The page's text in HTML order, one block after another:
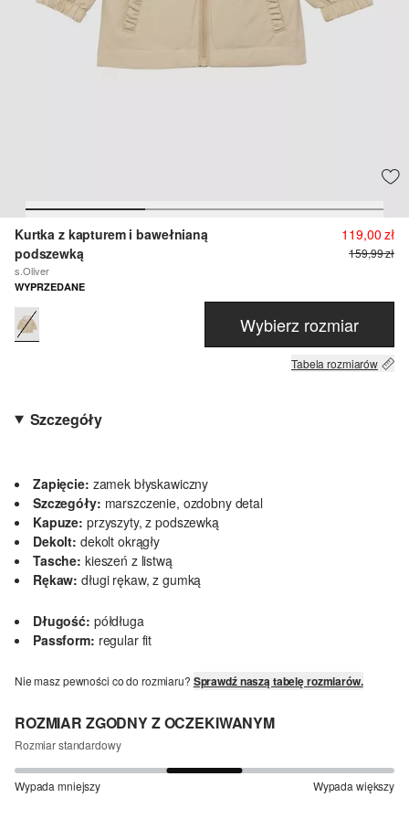
Kurtka z kapturem i bawełnianą
podszewką
s.Oliver
119,00 zł
159,99 zł
WYPRZEDANE
Wybierz rozmiar
Tabela rozmiarów
Szczegóły
Zapięcie: zamek błyskawiczny
Szczegóły: marszczenie, ozdobny detal
Kapuze: przyszyty, z podszewką
Dekolt: dekolt okrągły
Tasche: kieszeń z listwą
Rękaw: długi rękaw, z gumką
Długość: półdługa
Passform: regular fit
Nie masz pewności co do rozmiaru? Sprawdź naszą tabelę rozmiarów.
ROZMIAR ZGODNY Z OCZEKIWANYM
Rozmiar standardowy
Wypada mniejszy Wypada większy